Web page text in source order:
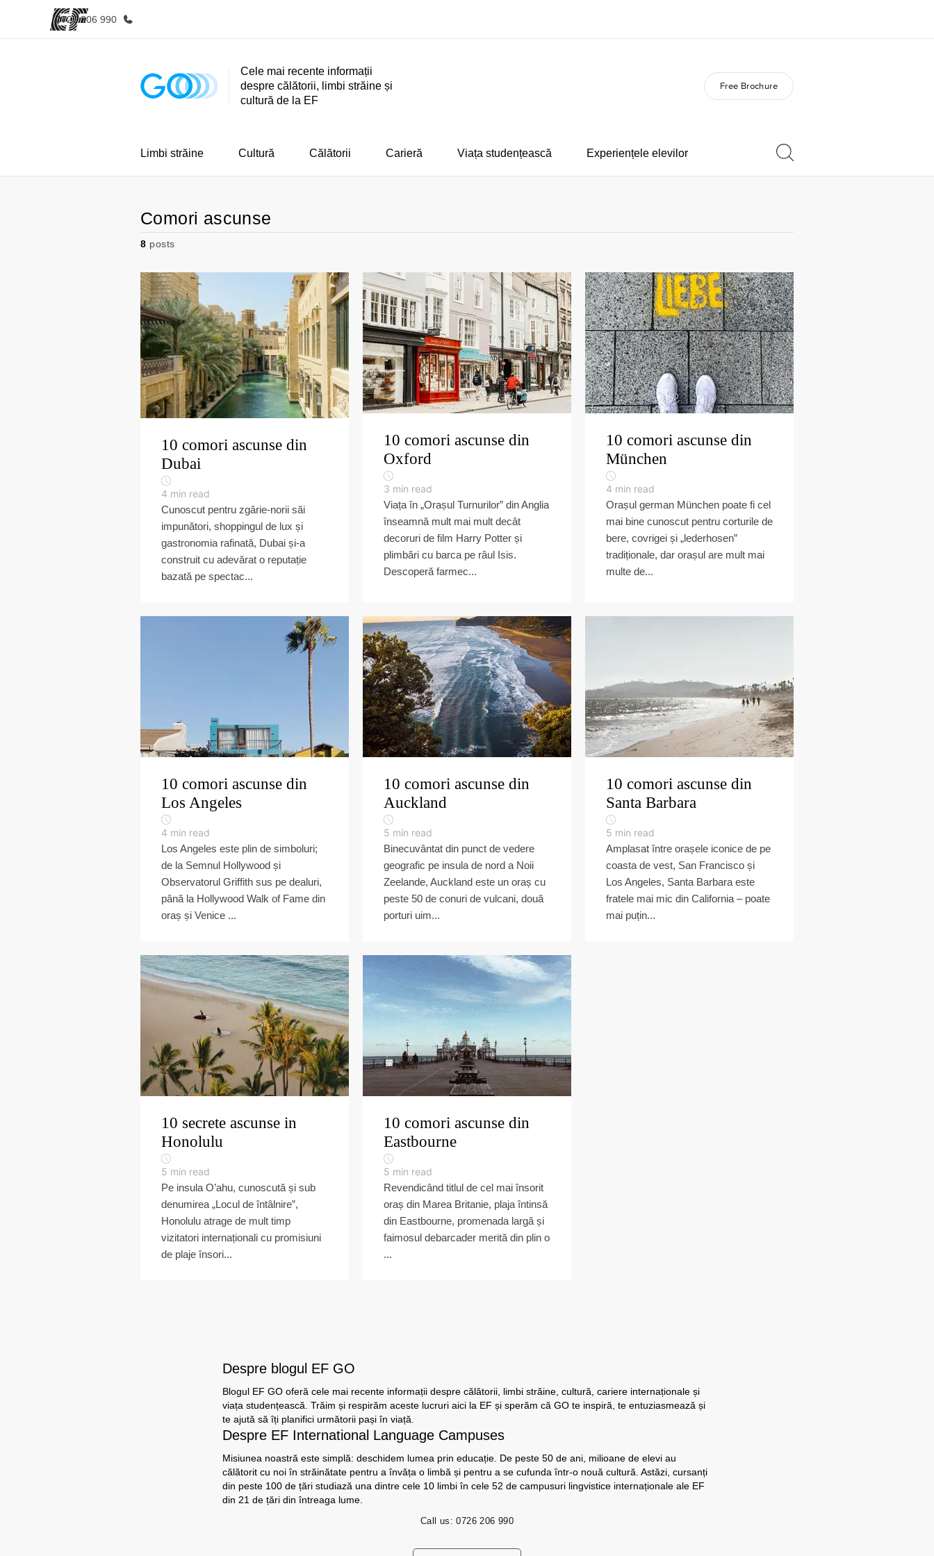
0726 206 990
Home
Welcome to EF
Offices Careers
Cele mai recente informații
despre călătorii, limbi străine și
cultură de la EF
Free Brochure
Limbi străine Cultură Călătorii Carieră Viața studențească Experiențele elevilor
Comori ascunse
8 posts
10 comori ascunse din
Dubai
4 min read
Cunoscut pentru zgârie-norii săi
impunători, shoppingul de lux și
gastronomia rafinată, Dubai și-a
construit cu adevărat o reputație
bazată pe spectac...
10 comori ascunse din
Oxford
3 min read
Viața în „Orașul Turnurilor” din Anglia
înseamnă mult mai mult decât
decoruri de film Harry Potter și
plimbări cu barca pe râul Isis.
Descoperă farmec...
10 comori ascunse din
München
4 min read
Orașul german München poate fi cel
mai bine cunoscut pentru corturile de
bere, covrigei și „lederhosen”
tradiționale, dar orașul are mult mai
multe de...
10 comori ascunse din
Los Angeles
4 min read
Los Angeles este plin de simboluri;
de la Semnul Hollywood și
Observatorul Griffith sus pe dealuri,
până la Hollywood Walk of Fame din
oraș și Venice ...
10 comori ascunse din
Auckland
5 min read
Binecuvântat din punct de vedere
geografic pe insula de nord a Noii
Zeelande, Auckland este un oraș cu
peste 50 de conuri de vulcani, două
porturi uim...
10 comori ascunse din
Santa Barbara
5 min read
Amplasat între orașele iconice de pe
coasta de vest, San Francisco și
Los Angeles, Santa Barbara este
fratele mai mic din California – poate
mai puțin...
10 secrete ascunse in
Honolulu
5 min read
Pe insula O’ahu, cunoscută și sub
denumirea „Locul de întâlnire”,
Honolulu atrage de mult timp
vizitatori internaționali cu promisiuni
de plaje însori...
10 comori ascunse din
Eastbourne
5 min read
Revendicând titlul de cel mai însorit
oraș din Marea Britanie, plaja întinsă
din Eastbourne, promenada largă și
faimosul debarcader merită din plin o
...
Despre blogul EF GO
Blogul EF GO oferă cele mai recente informații despre călătorii, limbi străine, cultură, cariere internaționale și
viața studențească. Trăim și respirăm aceste lucruri aici la EF și sperăm că GO te inspiră, te entuziasmează și
te ajută să îți planifici următorii pași în viață.
Despre EF International Language Campuses
Misiunea noastră este simplă: deschidem lumea prin educație. De peste 50 de ani, milioane de elevi au
călătorit cu noi în străinătate pentru a învăța o limbă și pentru a se cufunda într-o nouă cultură. Astăzi, cursanți
din peste 100 de țări studiază una dintre cele 10 limbi în cele 52 de campusuri lingvistice internaționale ale EF
din 21 de țări din întreaga lume.
Call us: 0726 206 990